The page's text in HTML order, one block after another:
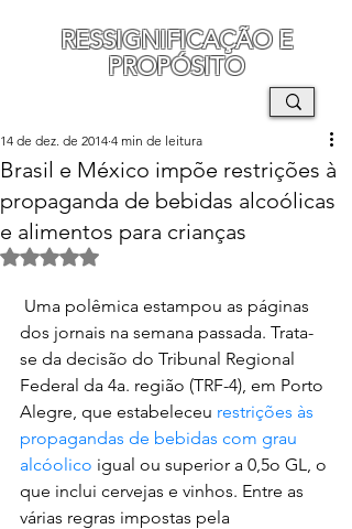
RESSIGNIFICAÇÃO E
PROPÓSITO
Brasil e México impõe restrições à
propaganda de bebidas alcoólicas
e alimentos para crianças
14 de dez. de 2014 4 min de leitura
Avaliado com NaN de 5 estrelas.
dos jornais na semana passada. Trata-
se da decisão do Tribunal Regional
Federal da 4a. região (TRF-4), em Porto
Alegre, que estabeleceu restrições às
propagandas de bebidas com grau
alcóolico igual ou superior a 0,5o GL, o
que inclui cervejas e vinhos. Entre as
várias regras impostas pela